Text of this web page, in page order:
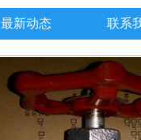
最新动态 联系